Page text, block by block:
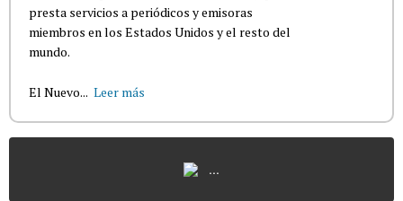
presta servicios a periódicos y emisoras
miembros en los Estados Unidos y el resto del
mundo.
El Nuevo... Leer más
...